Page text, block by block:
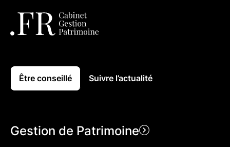
Être conseillé Suivre l’actualité
Gestion de Patrimoine